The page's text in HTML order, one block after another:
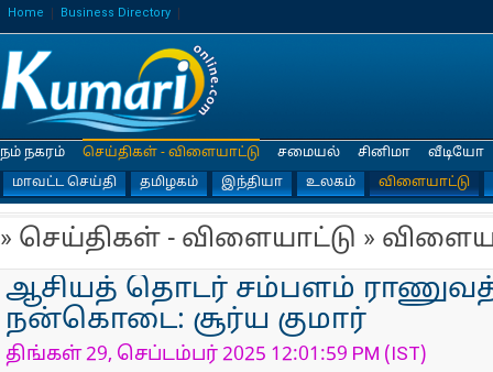
Home Business Directory
நம் நகரம்
செய்திகள் - விளையாட்டு
மாவட்ட செய்தி
தமிழகம் இந்தியா உலகம் விளையாட்டு
சமையல் சினிமா வீடியோ
» செய்திகள் - விளையாட்டு »
ஆசியத் தொடர் சம்பளம்
நன்கொடை: சூர்ய குமார்
திங்கள் 29, செப்டம்பர் 2025 12:01:59 PM (IST)